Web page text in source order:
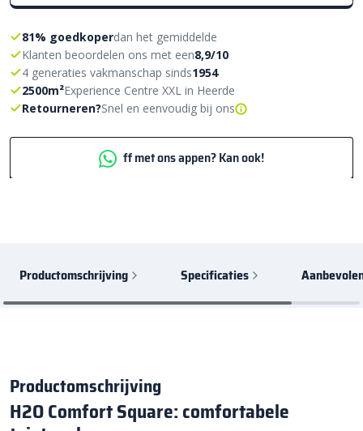
81% goedkoperdan het gemiddelde
Klanten beoordelen ons met een8,9/10
4 generaties vakmanschap sinds1954
2500m²Experience Centre XXL in Heerde
Retourneren?Snel en eenvoudig bij ons
ff met ons appen? Kan ook!
Productomschrijving Specificaties
Productomschrijving
H2O Comfort Square: comfortabele